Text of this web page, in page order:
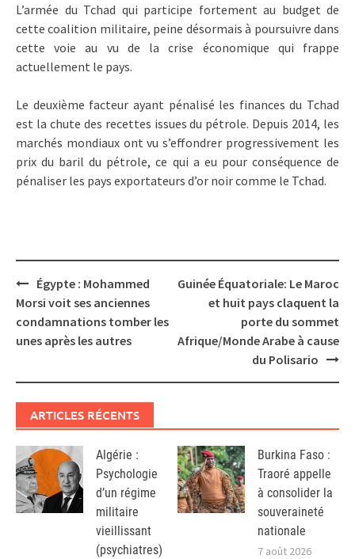
L’armée du Tchad qui participe fortement au budget de
cette coalition militaire, peine désormais à poursuivre dans
cette voie au vu de la crise économique qui frappe
actuellement le pays.
Le deuxième facteur ayant pénalisé les finances du Tchad
est la chute des recettes issues du pétrole. Depuis 2014, les
marchés mondiaux ont vu s’effondrer progressivement les
prix du baril du pétrole, ce qui a eu pour conséquence de
pénaliser les pays exportateurs d’or noir comme le Tchad.
Post
navigation
Égypte : Mohammed
Morsi voit ses anciennes
condamnations tomber les
unes après les autres
Guinée Équatoriale: Le Maroc
et huit pays claquent la
porte du sommet
Afrique/Monde Arabe à cause
du Polisario
ARTICLES RÉCENTS
Algérie :
Psychologie
d’un régime
militaire
vieillissant
(psychiatres)
Burkina Faso :
Traoré appelle
à consolider la
souveraineté
nationale
7 août 2026